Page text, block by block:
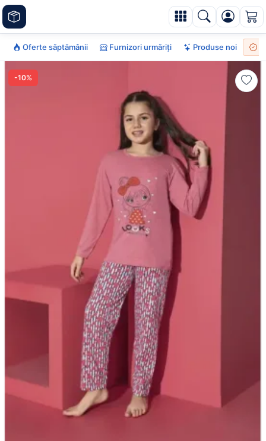
Oferte săptămânii Furnizori urmăriți Produse noi
-10%